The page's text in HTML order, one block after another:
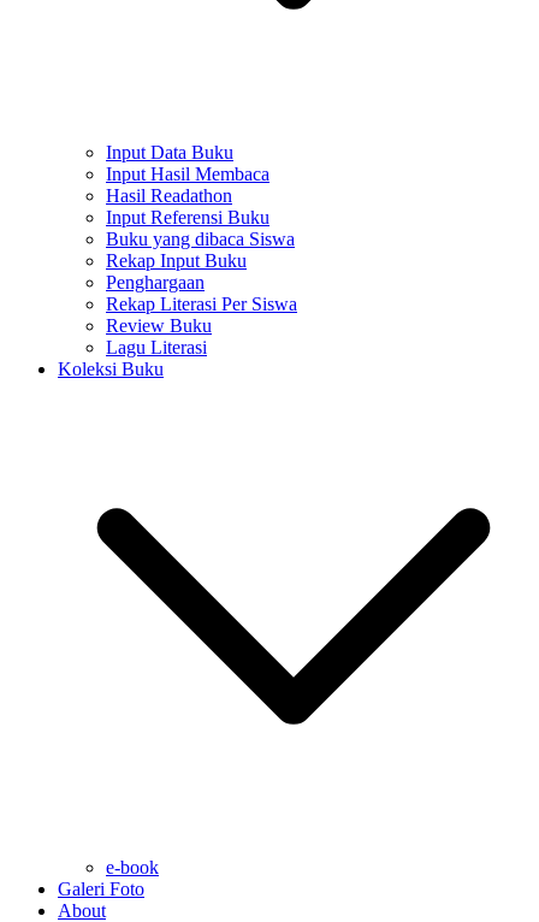
Input Data Buku
Input Hasil Membaca
Hasil Readathon
Input Referensi Buku
Buku yang dibaca Siswa
Rekap Input Buku
Penghargaan
Rekap Literasi Per Siswa
Review Buku
Lagu Literasi
Koleksi Buku
e-book
Galeri Foto
About